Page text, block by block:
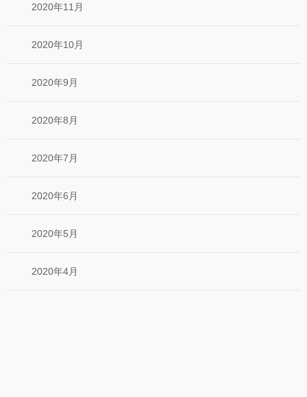
2020年11月
2020年10月
2020年9月
2020年8月
2020年7月
2020年6月
2020年5月
2020年4月